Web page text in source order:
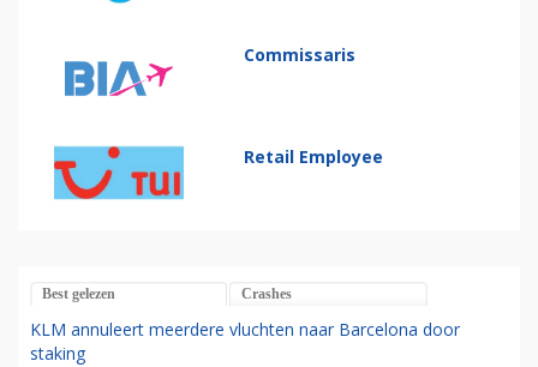
Commissaris
Retail Employee
Best gelezen Crashes
KLM annuleert meerdere vluchten naar Barcelona door
staking